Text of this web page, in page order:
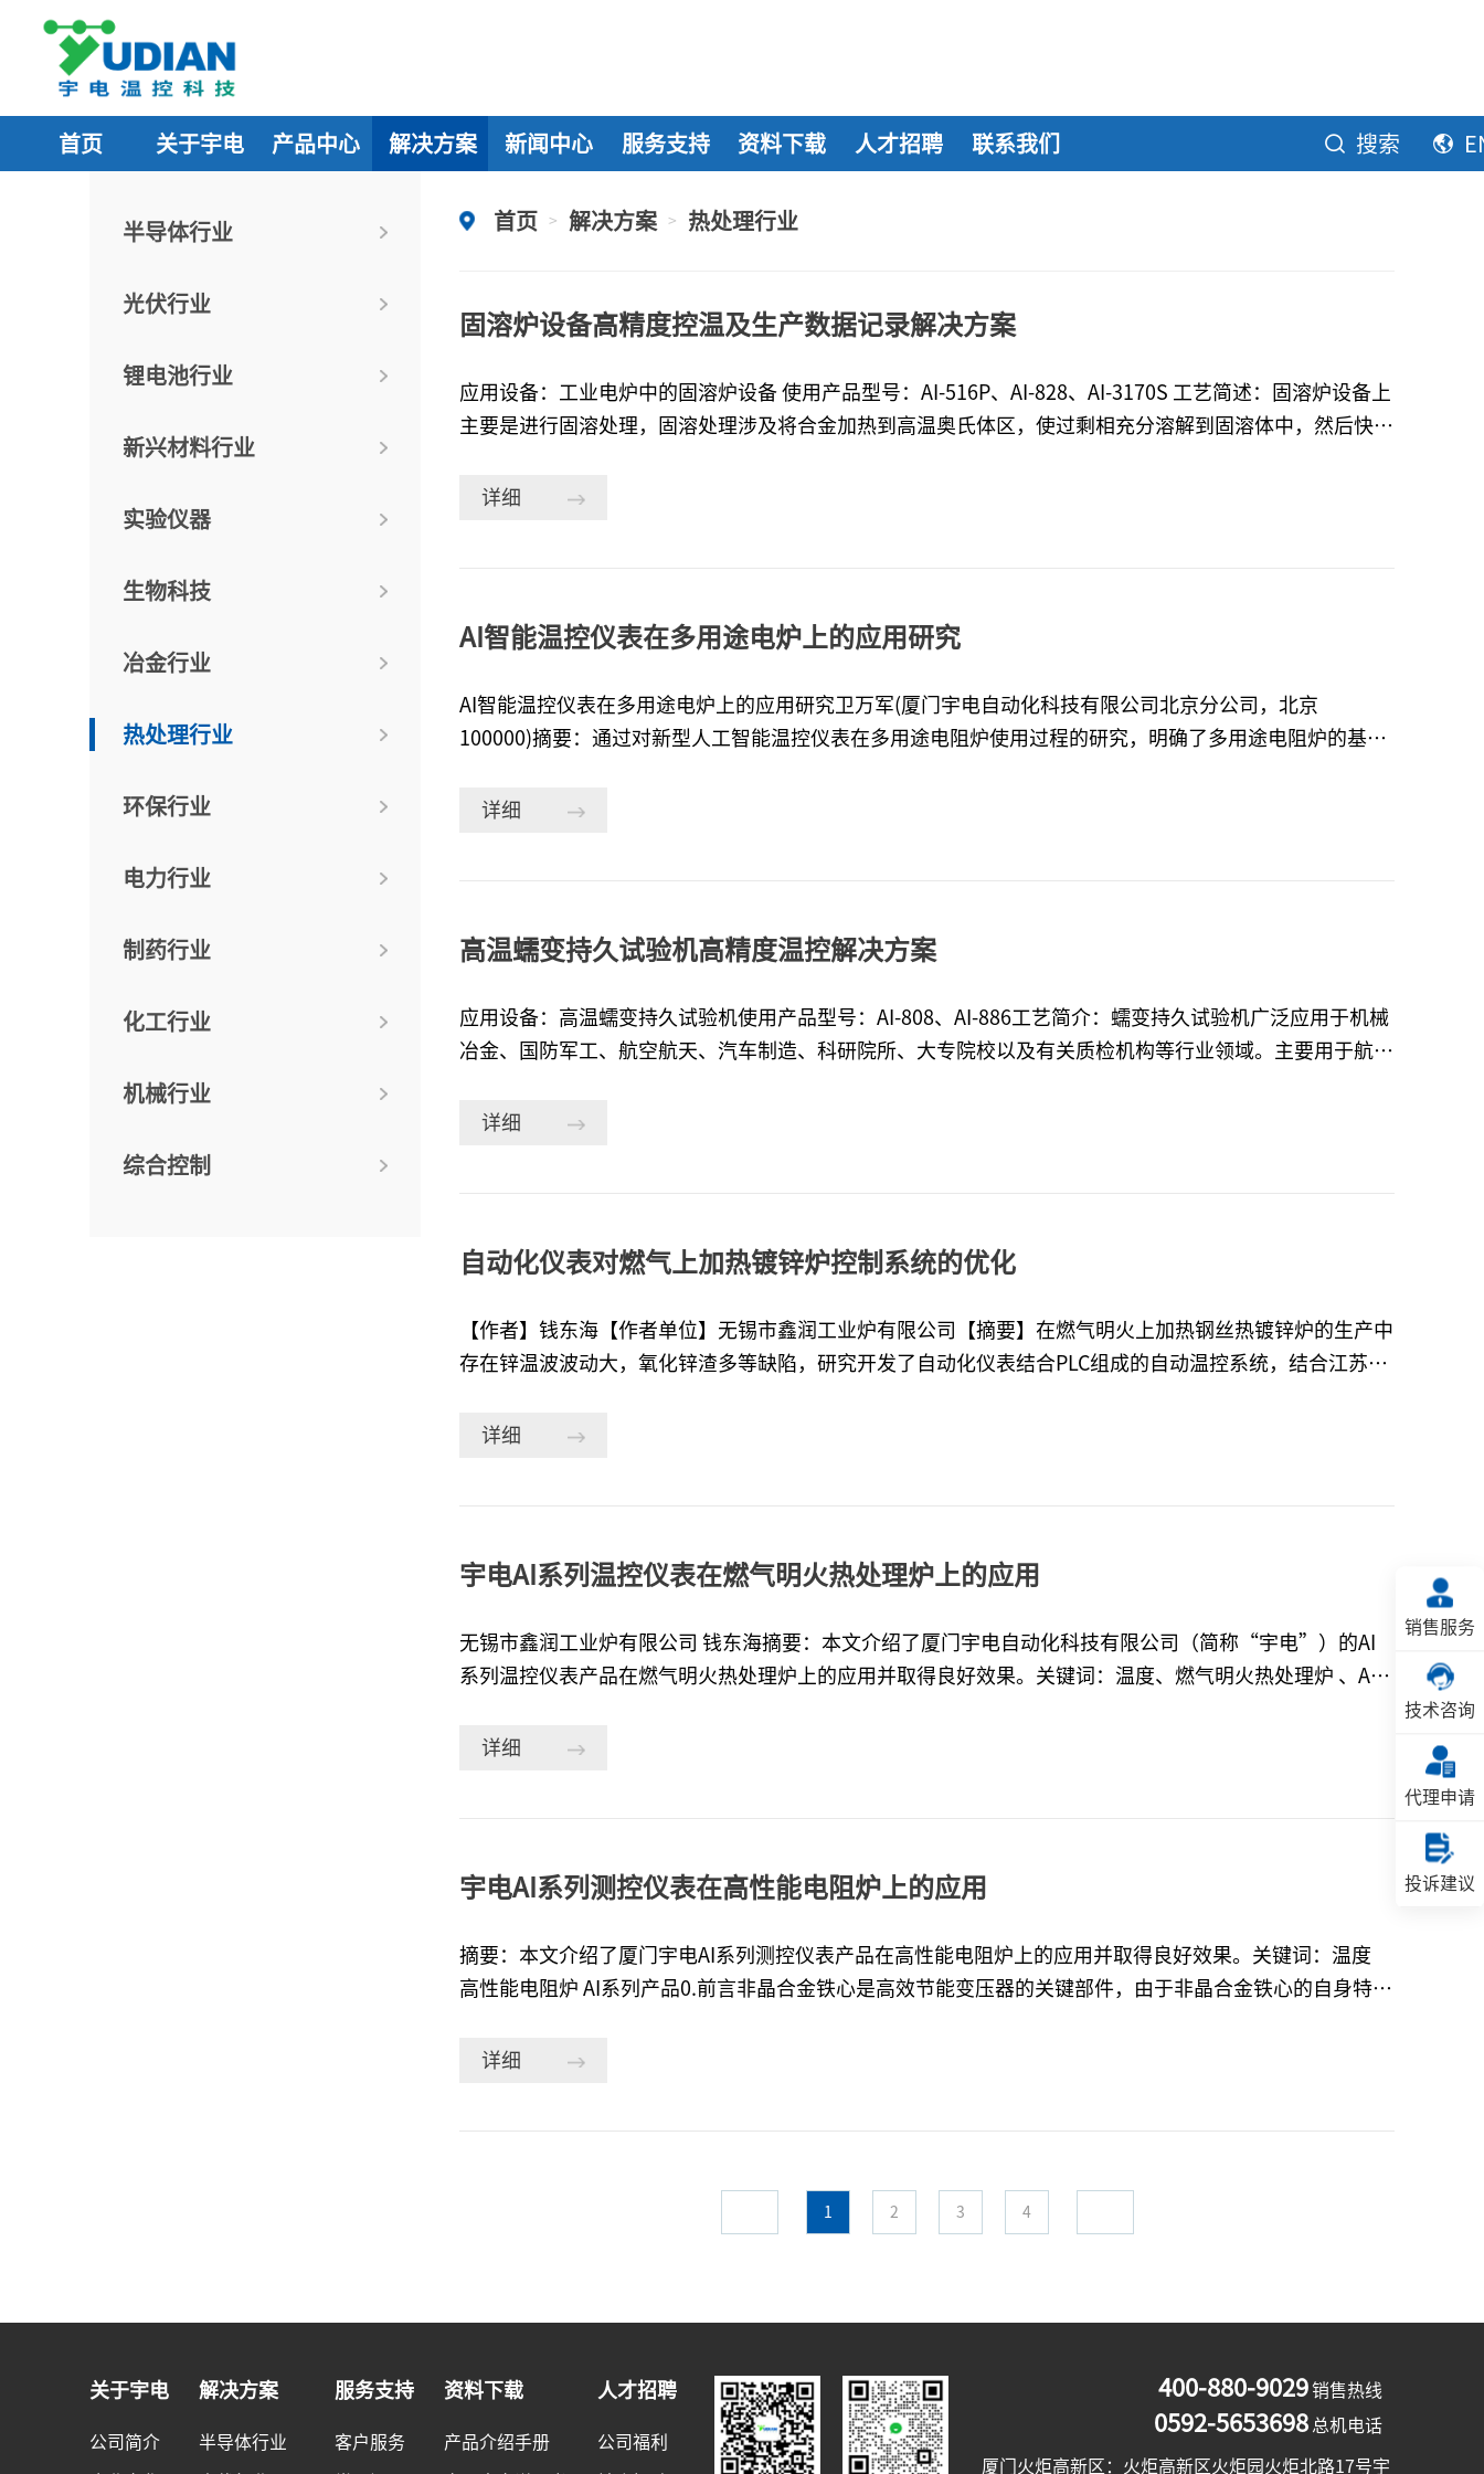
首页 关于宇电 产品中心 解决方案 新闻中心 服务支持 资料下载 人才招聘 联系我们 搜索
半导体行业
光伏行业
锂电池行业
新兴材料行业
实验仪器
生物科技
冶金行业
热处理行业
环保行业
电力行业
制药行业
化工行业
机械行业
综合控制
首页 > 解决方案 > 热处理行业
固溶炉设备高精度控温及生产数据记录解决方案
应用设备：工业电炉中的固溶炉设备 使用产品型号：AI-516P、AI-828、AI-3170S 工艺简述：固溶炉设备上
主要是进行固溶处理，固溶处理涉及将合金加热到高温奥氏体区，使过剩相充分溶解到固溶体中，然后快速
除由于冷热加工产生的应力，使合金发生再结晶。固溶过程的温度对合金的性能和微观结构具有极其重要的
纸，设备操作复杂，且纸质的数据不易保存。替换成宇电温控器后，设备控温精度提高，通过多温区控温提
高炉内温度均匀性，从而提
详细
AI​智能温控仪表在多用途电炉上的应用研究
AI智能温控仪表在多用途电炉上的应用研究卫万军(厦门宇电自动化科技有限公司北京分公司，北京
100000)摘要：通过对新型人工智能温控仪表在多用途电阻炉使用过程的研究，明确了多用途电阻炉的基本
了AI智能温控仪表在多用途电阻炉设备上应用推广的可行性。为多用途电阻炉智能化升级奠定了基础，为多
详细
高温蠕变持久试验机高精度温控解决方案
应用设备：高温蠕变持久试验机使用产品型号：AI-808、AI-886工艺简介：蠕变持久试验机广泛应用于机械
冶金、国防军工、航空航天、汽车制造、科研院所、大专院校以及有关质检机构等行业领域。主要用于航空
拉伸及室温拉伸等力学性能试验。现场应用描述：宇电AI-808、AI-886温控表输出4-20MA信号对固态继电
测量精度0.1级的高精度要求。帮客户实现的价值：精度及控制要求同等情况下，价格优于进口仪表，可以
降
详细
自动化仪表对燃气上加热镀锌炉控制系统的优化
【作者】钱东海【作者单位】无锡市鑫润工业炉有限公司【摘要】在燃气明火上加热钢丝热镀锌炉的生产中
存在锌温波波动大，氧化锌渣多等缺陷，研究开发了自动化仪表结合PLC组成的自动温控系统，结合江苏福
的设计及控制对热镀锌炉加热控制优化的成果。【关键词】仪表自动化，镀锌炉温控【引言】在钢丝热镀锌
这样锌就会和钢丝形成互渗，结合很紧密，中间不易残留其他杂质或缺陷，类似于两种材料在锌层部位融化
到一起，而且热镀锌工艺生产出来的
详细
宇电AI系列温控仪表在燃气明火热处理炉上的应用
无锡市鑫润工业炉有限公司 钱东海摘要：本文介绍了厦门宇电自动化科技有限公司（简称“宇电”）的AI
系列温控仪表产品在燃气明火热处理炉上的应用并取得良好效果。关键词：温度、燃气明火热处理炉 、AI
热和隔热材料。耐热和隔热材料的不同层数以这样方式计算得到，使炉子外表面的温度等于周围环境温度
后产生的气体、水蒸气（由燃烧产生的）和微量硫会迁移穿过这些隔热材料层。因此，这些蒸汽或燃烧后的
气体会从炉子的隔热材料层和金属外
详细
宇电AI系列测控仪表在高性能电阻炉上的应用
摘要：本文介绍了厦门宇电AI系列测控仪表产品在高性能电阻炉上的应用并取得良好效果。关键词：温度
高性能电阻炉 AI系列产品0.前言非晶合金铁心是高效节能变压器的关键部件，由于非晶合金铁心的自身特
工件进行测控温度，2.需要使各个工件内部与外部的温差控制在15℃以内，3.需要具有当电炉升降温时能对
商认可后，由于大家的共同努力，经过精心设计、制造、安装、调试，使此电炉在实践使用中取得了出乎意
详细
1 2 3 4
销售服务
技术咨询
代理申请
投诉建议
关于宇电
公司简介
解决方案
半导体行业
服务支持
客户服务
资料下载
产品介绍手册
人才招聘
公司福利
400-880-9029 销售热线
0592-5653698 总机电话
厦门火炬高新区：火炬高新区火炬园火炬北路17号宇